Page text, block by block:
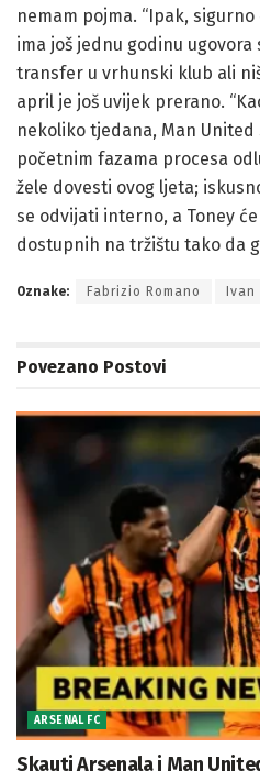
nemam pojma. “Ipak,
ima još jednu godinu
transfer u vrhunski klub ali
april je još uvijek prerano.
nekoliko tjedana, Man United
početnim fazama procesa
žele dovesti ovog ljeta;
se odvijati interno, a Toney
dostupnih na tržištu tako da
Oznake: Fabrizio Romano Ivan
Povezano Postovi
ARSENAL FC
Skauti Arsenala i Man